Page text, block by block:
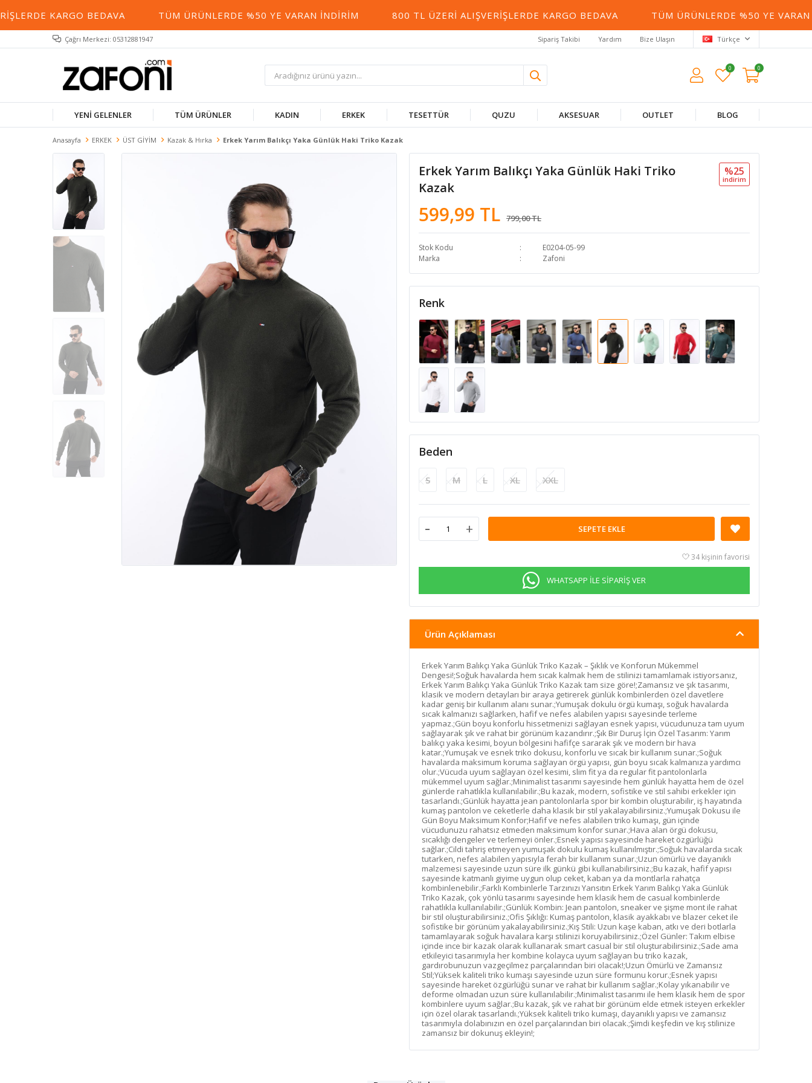
KARGO BEDAVA TÜM ÜRÜNLERDE %50 YE VARAN İNDIRIM 800 TL ÜZERI ALIŞVERIŞLERDE KARGO BEDAVA TÜM ÜRÜNLERDE %50 YE VARAN
Çağrı Merkezi: 05312881947 Sipariş Takibi Yardım Bize Ulaşın Türkçe
0 0
YENİ GELENLER TÜM ÜRÜNLER KADIN ERKEK TESETTÜR QUZU AKSESUAR OUTLET BLOG
Anasayfa ERKEK ÜST GİYİM Kazak & Hırka Erkek Yarım Balıkçı Yaka Günlük Haki Triko Kazak
Erkek Yarım Balıkçı Yaka Günlük Haki Triko
Kazak
599,99 TL 799,00 TL
%25
i̇ndi̇ri̇m
Stok Kodu
E0204-05-99
Marka
Zafoni
Renk
Beden
S M L XL XXL
- + SEPETE EKLE
34 kişinin favorisi
WHATSAPP İLE SİPARİŞ VER
Ürün Açıklaması
Erkek Yarım Balıkçı Yaka Günlük Triko Kazak – Şıklık ve Konforun Mükemmel
Dengesi!;Soğuk havalarda hem sıcak kalmak hem de stilinizi tamamlamak istiyorsanız,
Erkek Yarım Balıkçı Yaka Günlük Triko Kazak tam size göre!;Zamansız ve şık tasarımı,
klasik ve modern detayları bir araya getirerek günlük kombinlerden özel davetlere
kadar geniş bir kullanım alanı sunar.;Yumuşak dokulu örgü kumaşı, soğuk havalarda
sıcak kalmanızı sağlarken, hafif ve nefes alabilen yapısı sayesinde terleme
yapmaz.;Gün boyu konforlu hissetmenizi sağlayan esnek yapısı, vücudunuza tam uyum
sağlayarak şık ve rahat bir görünüm kazandırır.;Şık Bir Duruş İçin Özel Tasarım: Yarım
balıkçı yaka kesimi, boyun bölgesini hafifçe sararak şık ve modern bir hava
katar.;Yumuşak ve esnek triko dokusu, konforlu ve sıcak bir kullanım sunar.;Soğuk
havalarda maksimum koruma sağlayan örgü yapısı, gün boyu sıcak kalmanıza yardımcı
olur.;Vücuda uyum sağlayan özel kesimi, slim fit ya da regular fit pantolonlarla
mükemmel uyum sağlar.;Minimalist tasarımı sayesinde hem günlük hayatta hem de özel
günlerde rahatlıkla kullanılabilir.;Bu kazak, modern, sofistike ve stil sahibi erkekler için
tasarlandı.;Günlük hayatta jean pantolonlarla spor bir kombin oluşturabilir, iş hayatında
kumaş pantolon ve ceketlerle daha klasik bir stil yakalayabilirsiniz.;Yumuşak Dokusu ile
Gün Boyu Maksimum Konfor;Hafif ve nefes alabilen triko kumaşı, gün içinde
vücudunuzu rahatsız etmeden maksimum konfor sunar.;Hava alan örgü dokusu,
sıcaklığı dengeler ve terlemeyi önler.;Esnek yapısı sayesinde hareket özgürlüğü
sağlar.;Cildi tahriş etmeyen yumuşak dokulu kumaş kullanılmıştır.;Soğuk havalarda sıcak
tutarken, nefes alabilen yapısıyla ferah bir kullanım sunar.;Uzun ömürlü ve dayanıklı
malzemesi sayesinde uzun süre ilk günkü gibi kullanabilirsiniz.;Bu kazak, hafif yapısı
sayesinde katmanlı giyime uygun olup ceket, kaban ya da montlarla rahatça
kombinlenebilir.;Farklı Kombinlerle Tarzınızı Yansıtın Erkek Yarım Balıkçı Yaka Günlük
Triko Kazak, çok yönlü tasarımı sayesinde hem klasik hem de casual kombinlerde
rahatlıkla kullanılabilir.;Günlük Kombin: Jean pantolon, sneaker ve şişme mont ile rahat
bir stil oluşturabilirsiniz.;Ofis Şıklığı: Kumaş pantolon, klasik ayakkabı ve blazer ceket ile
sofistike bir görünüm yakalayabilirsiniz.;Kış Stili: Uzun kaşe kaban, atkı ve deri botlarla
tamamlayarak soğuk havalara karşı stilinizi koruyabilirsiniz.;Özel Günler: Takım elbise
içinde ince bir kazak olarak kullanarak smart casual bir stil oluşturabilirsiniz.;Sade ama
etkileyici tasarımıyla her kombine kolayca uyum sağlayan bu triko kazak,
gardırobunuzun vazgeçilmez parçalarından biri olacak!;Uzun Ömürlü ve Zamansız
Stil;Yüksek kaliteli triko kumaşı sayesinde uzun süre formunu korur.;Esnek yapısı
sayesinde hareket özgürlüğü sunar ve rahat bir kullanım sağlar.;Kolay yıkanabilir ve
deforme olmadan uzun süre kullanılabilir.;Minimalist tasarımı ile hem klasik hem de spor
kombinlere uyum sağlar.;Bu kazak, şık ve rahat bir görünüm elde etmek isteyen erkekler
için özel olarak tasarlandı.;Yüksek kaliteli triko kumaşı, dayanıklı yapısı ve zamansız
tasarımıyla dolabınızın en özel parçalarından biri olacak.;Şimdi keşfedin ve kış stilinize
zamansız bir dokunuş ekleyin!;